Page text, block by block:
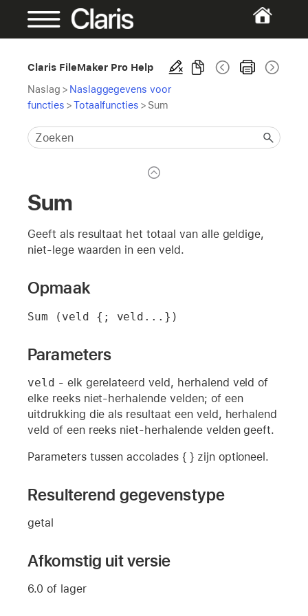
Claris FileMaker Pro Help
Naslag > Naslaggegevens voor
functies >Totaalfuncties > Sum
Sum
Geeft als resultaat het totaal van alle geldige,
niet-lege waarden in een veld.
Opmaak
Sum (veld {; veld...})
Parameters
veld - elk gerelateerd veld, herhalend veld of
elke reeks niet-herhalende velden; of een
uitdrukking die als resultaat een veld, herhalend
veld of een reeks niet-herhalende velden geeft.
Parameters tussen accolades { } zijn optioneel.
Resulterend gegevenstype
getal
Afkomstig uit versie
6.0 of lager